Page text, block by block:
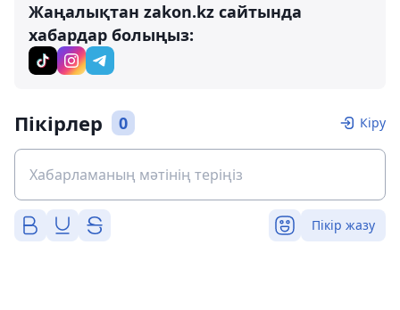
Жаңалықтан zakon.kz сайтында
хабардар болыңыз:
Пікірлер 0 Кіру
Пікір жазу